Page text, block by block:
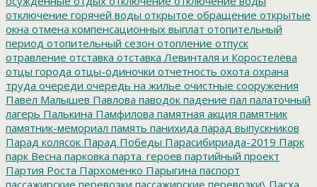
отключение горячей воды открытое обращение открытые
окна отмена компенсационных выплат отопительный
период отопительный сезон отопление отпуск
отравление отставка отставка Левинталя и Коростелёва
отцы города отцы-одиночки отчетность охота охрана
труда очереди очередь на жилье очистные сооружения
Павел Малышев Павлова паводок падение пал палаточный
лагерь Палькина Памфилова памятная акция памятник
памятник-мемориал память панихида парад выпускников
Парад колясок Парад Победы Парасибириада-2019 Парк
парк Весна парковка парта_героев партийный проект
Партия Роста Пархоменко Парыгина паспорт
пассажирские перевозки пассажирские перевозки\ Пасха